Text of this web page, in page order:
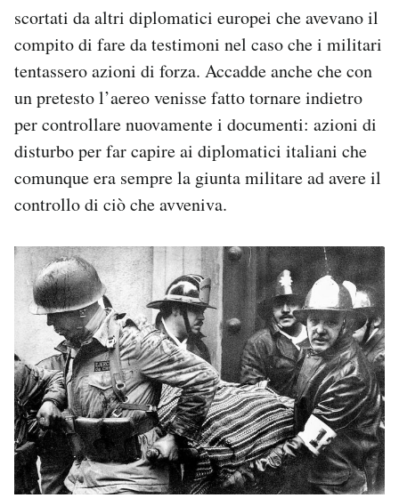
scortati da altri diplomatici europei che avevano il
compito di fare da testimoni nel caso che i militari
tentassero azioni di forza. Accadde anche che con
un pretesto l’aereo venisse fatto tornare indietro
per controllare nuovamente i documenti: azioni di
disturbo per far capire ai diplomatici italiani che
comunque era sempre la giunta militare ad avere il
controllo di ciò che avveniva.